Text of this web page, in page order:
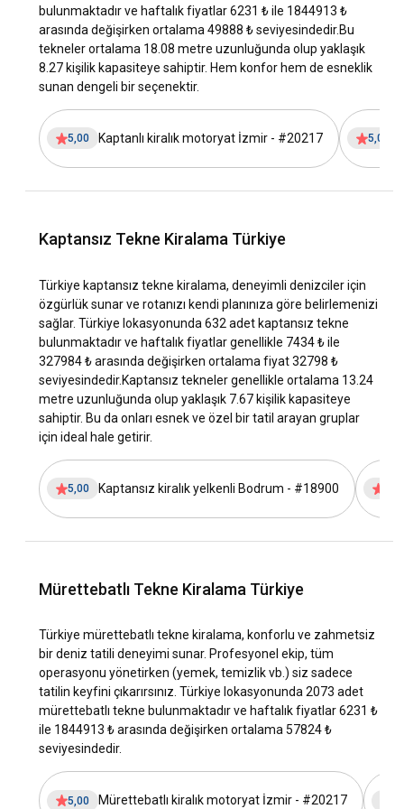
sıcaklığı ve misafirperverliğini deneyimleme fırsatı sunar.
Tekne Kiralama Rotaları:Türk kıyıları, yeni başlayanlar için
uygun olan sakin koylardan, daha maceracı denizciler için
zorlu açık deniz rotalarına kadar her deneyim seviyesine
hitap eden çeşitli tekne kiralama rotaları sunar. Bu çeşitlilik,
her yat tatilini misafirlerin tercihlerine göre
şekillendirilmesini sağlar, ister dinlenmek ister macera arıyor
olun.
destinasyonudur. Yelken sezonu genellikle Nisan'dan
aylarında gerçekleşir.
Gastronomi:Türk mutfağı, Orta Doğu, Orta Asya, Doğu
Avrupa ve Balkan mutfaklarının bir karışımı olan çeşitliliği ve
lezzeti ile dünya çapında ünlüdür. Türkiye’de kiralık yat ile
yapılacak bir tatil, kıyı kasaba ve köylerinde taze deniz
ürünleri, mezeler ve diğer yerel lezzetlerin tadına bakma
fırsatı sunar.
destinasyonlarına kıyasla genellikle daha iyi bir değer sunar.
Yat kiralama maliyeti ve yeme içme ile aktiviteler için günlük
harcamalar genellikle daha uygun fiyatlıdır, bu da Türkiye'yi
büyük yatırımlar yapmıştır ve her büyüklükteki yatlara
hizmetlere ve olanaklara erişim sağlar.
Türkiye'ye nasıl gidilir?
Türkiye yat kiralama deneyimini tecrübe etmek için birkaç
adım vardır, bu adımlar başlangıç noktanıza, seyahat
tercihlerinize ve Türkiye'nin hangi bölgesinde kiralık yat ile
seyahate başlayacağınıza göre şekillenir. İşte genel bir
rehber:
bulunmaktadır ve haftalık fiyatlar 6231 ₺ ile 1844913 ₺
arasında değişirken ortalama 49888 ₺ seviyesindedir. Bu
tekneler ortalama 18.08 metre uzunluğunda olup yaklaşık
8.27 kişilik kapasiteye sahiptir. Hem konfor hem de esneklik
sunan dengeli bir seçenektir.
5,00 Kaptanlı kiralık motoryat İzmir - #20217 5,00
Kaptansız Tekne Kiralama Türkiye
Türkiye kaptansız tekne kiralama, deneyimli denizciler için
özgürlük sunar ve rotanızı kendi planınıza göre belirlemenizi
sağlar. Türkiye lokasyonunda 632 adet kaptansız tekne
bulunmaktadır ve haftalık fiyatlar genellikle 7434 ₺ ile
327984 ₺ arasında değişirken ortalama fiyat 32798 ₺
seviyesindedir.Kaptansız tekneler genellikle ortalama 13.24
metre uzunluğunda olup yaklaşık 7.67 kişilik kapasiteye
sahiptir. Bu da onları esnek ve özel bir tatil arayan gruplar
için ideal hale getirir.
5,00 Kaptansız kiralık yelkenli Bodrum - #18900
Mürettebatlı Tekne Kiralama Türkiye
Türkiye mürettebatlı tekne kiralama, konforlu ve zahmetsiz
bir deniz tatili deneyimi sunar. Profesyonel ekip, tüm
operasyonu yönetirken (yemek, temizlik vb.) siz sadece
tatilin keyfini çıkarırsınız. Türkiye lokasyonunda 2073 adet
mürettebatlı tekne bulunmaktadır ve haftalık fiyatlar 6231 ₺
ile 1844913 ₺ arasında değişirken ortalama 57824 ₺
seviyesindedir.
5,00 Mürettebatlı kiralık motoryat İzmir - #20217